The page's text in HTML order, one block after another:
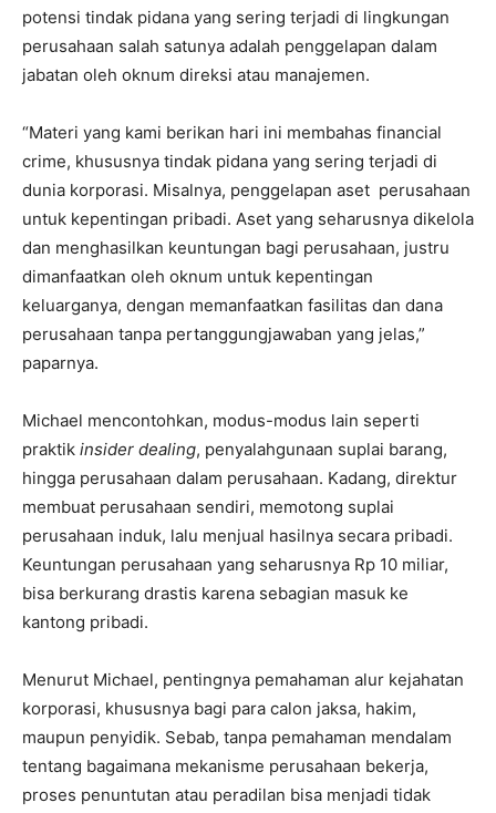
potensi tindak pidana yang sering terjadi di lingkungan
perusahaan salah satunya adalah penggelapan dalam
jabatan oleh oknum direksi atau manajemen.
“Materi yang kami berikan hari ini membahas financial
crime, khususnya tindak pidana yang sering terjadi di
dunia korporasi. Misalnya, penggelapan aset perusahaan
untuk kepentingan pribadi. Aset yang seharusnya dikelola
dan menghasilkan keuntungan bagi perusahaan, justru
dimanfaatkan oleh oknum untuk kepentingan
keluarganya, dengan memanfaatkan fasilitas dan dana
perusahaan tanpa pertanggungjawaban yang jelas,”
paparnya.
Michael mencontohkan, modus-modus lain seperti
praktik insider dealing, penyalahgunaan suplai barang,
hingga perusahaan dalam perusahaan. Kadang, direktur
membuat perusahaan sendiri, memotong suplai
perusahaan induk, lalu menjual hasilnya secara pribadi.
Keuntungan perusahaan yang seharusnya Rp 10 miliar,
bisa berkurang drastis karena sebagian masuk ke
kantong pribadi.
Menurut Michael, pentingnya pemahaman alur kejahatan
korporasi, khususnya bagi para calon jaksa, hakim,
maupun penyidik. Sebab, tanpa pemahaman mendalam
tentang bagaimana mekanisme perusahaan bekerja,
proses penuntutan atau peradilan bisa menjadi tidak